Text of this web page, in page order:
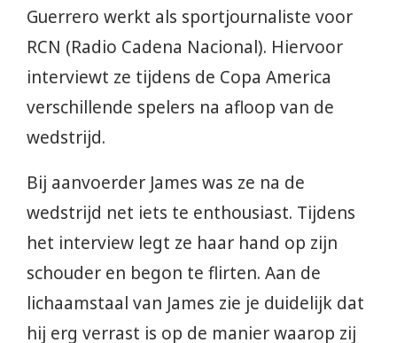
Guerrero werkt als sportjournaliste voor
RCN (Radio Cadena Nacional). Hiervoor
interviewt ze tijdens de Copa America
verschillende spelers na afloop van de
wedstrijd.
Bij aanvoerder James was ze na de
wedstrijd net iets te enthousiast. Tijdens
het interview legt ze haar hand op zijn
schouder en begon te flirten. Aan de
lichaamstaal van James zie je duidelijk dat
hij erg verrast is op de manier waarop zij